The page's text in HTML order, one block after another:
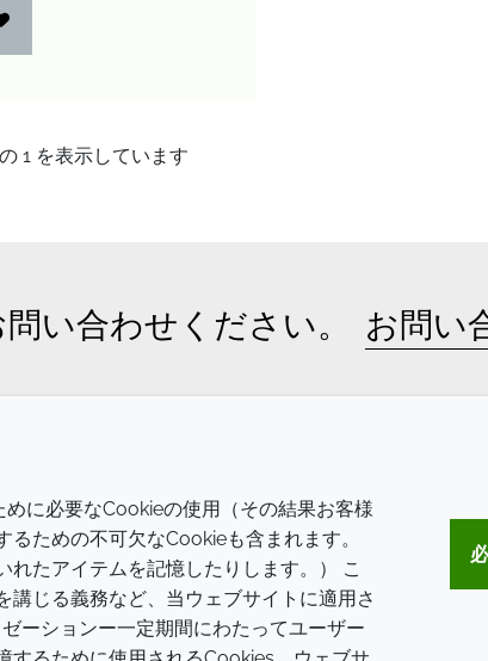
の 1 を表示しています
い合わせください。 お問い
利用規約
プライバシーポリシー
アクセシビリティに関する声明
に必要なCookieの使用（その結果お客様
ための不可欠なCookieも含まれます。
れたアイテムを記憶したりします。） こ
じる義務など、当ウェブサイトに適用さ
ーションー一定期間にわたってユーザー